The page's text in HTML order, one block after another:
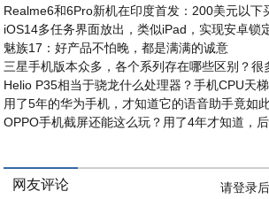
Realme6和6Pro新机在印度首发：200美元以下
iOS14多任务界面放出，类似iPad，实现安卓锁
魅族17：好产品不怕晚，都是满满的诚意
三星手机版本众多，各个系列存在哪些区别？很
Helio P35相当于骁龙什么处理器？手机CPU天
用了5年的华为手机，才知道它的语音助手竟如
OPPO手机截屏还能这么玩？用了4年才知道，
网友评论 请登录